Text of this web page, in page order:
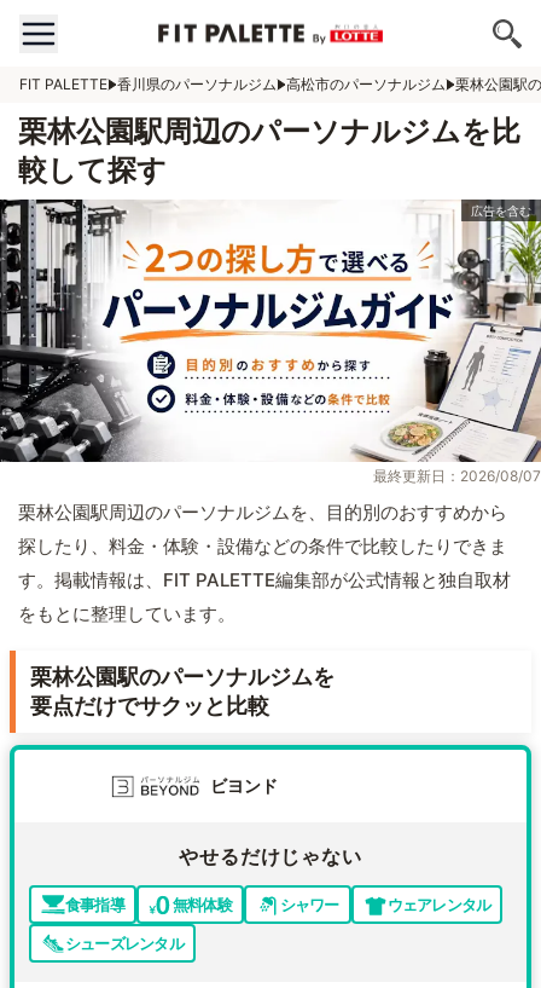
FIT PALETTE 香川県のパーソナルジム 高松市のパーソナルジム 栗林公園駅
栗林公園駅周辺のパーソナルジムを比
較して探す
最終更新日：2026/08/07
栗林公園駅周辺のパーソナルジムを、目的別のおすすめから
探したり、料金・体験・設備などの条件で比較したりできま
す。掲載情報は、FIT PALETTE編集部が公式情報と独自取材
をもとに整理しています。
栗林公園駅のパーソナルジムを
要点だけでサクッと比較
ビヨンド
やせるだけじゃない
食事指導 無料体験 シャワー
ウェアレンタル
シューズレンタル